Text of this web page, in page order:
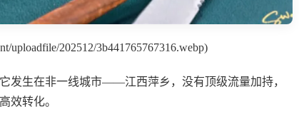
202512/3b441765767316.webp)
发生在非一线城市——江西萍乡，没有顶级流量加持，
效转化。